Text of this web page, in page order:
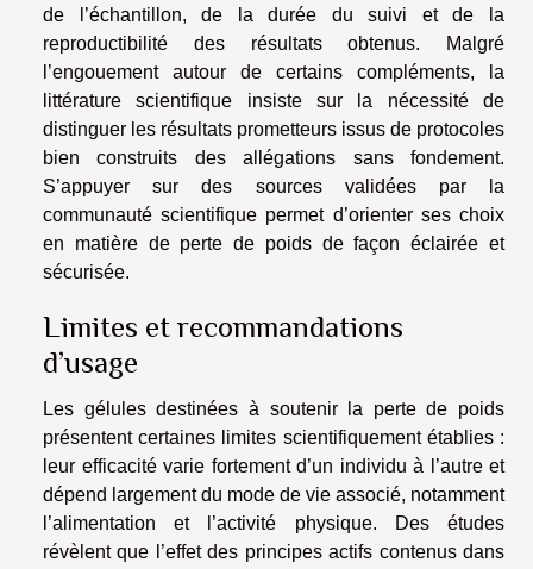
de l’échantillon, de la durée du suivi et de la
reproductibilité des résultats obtenus. Malgré
l’engouement autour de certains compléments, la
littérature scientifique insiste sur la nécessité de
distinguer les résultats prometteurs issus de protocoles
bien construits des allégations sans fondement.
S’appuyer sur des sources validées par la
communauté scientifique permet d’orienter ses choix
en matière de perte de poids de façon éclairée et
sécurisée.
Limites et recommandations
d’usage
Les gélules destinées à soutenir la perte de poids
présentent certaines limites scientifiquement établies :
leur efficacité varie fortement d’un individu à l’autre et
dépend largement du mode de vie associé, notamment
l’alimentation et l’activité physique. Des études
révèlent que l’effet des principes actifs contenus dans